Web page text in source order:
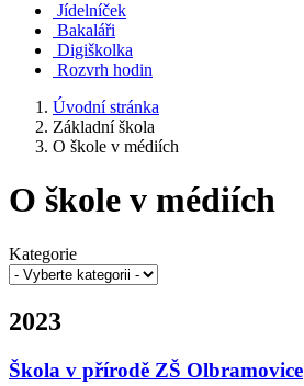
Jídelníček
Bakaláři
Digiškolka
Rozvrh hodin
Úvodní stránka
Základní škola
O škole v médiích
O škole v médiích
Kategorie
2023
Škola v přírodě ZŠ Olbramovice